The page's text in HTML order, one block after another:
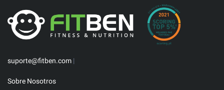
suporte@fitben.com |
Sobre Nosotros